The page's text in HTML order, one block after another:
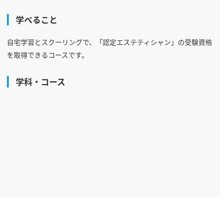
学べること
自宅学習とスクーリングで、「認定エステティシャン」の受験資格
を取得できるコースです。
学科・コース